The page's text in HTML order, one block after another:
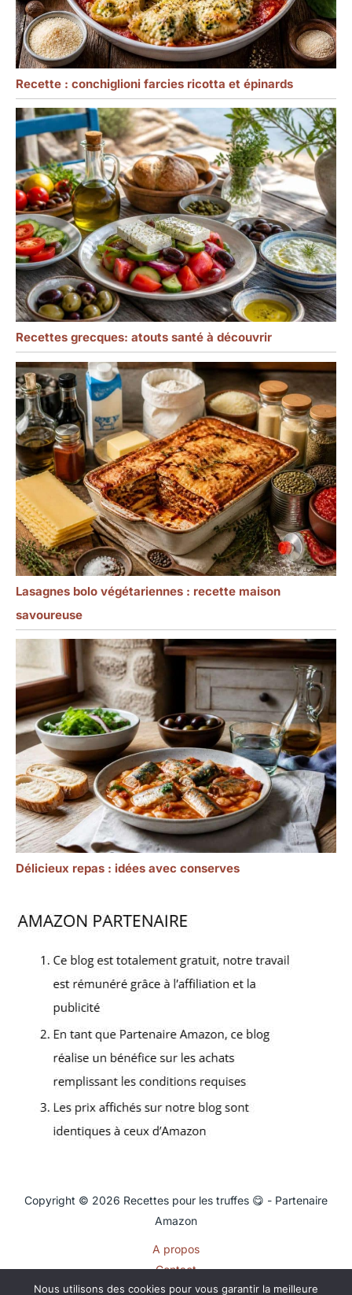
Recette : conchiglioni farcies ricotta et épinards
Recettes grecques: atouts santé à découvrir
Lasagnes bolo végétariennes : recette maison
savoureuse
Délicieux repas : idées avec conserves
Copyright © 2026 Recettes pour les truffes 😋 - Partenaire
Amazon
A propos
Contact
Plan du site
Nous utilisons des cookies pour vous garantir la meilleure